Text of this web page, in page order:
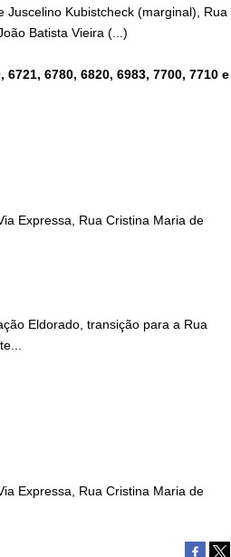
Juscelino Kubistcheck (marginal), Rua
Batista Vieira (...)
6780, 6820, 6983, 7700, 7710 e
Expressa, Rua Cristina Maria de
Eldorado, transição para a Rua
Expressa, Rua Cristina Maria de